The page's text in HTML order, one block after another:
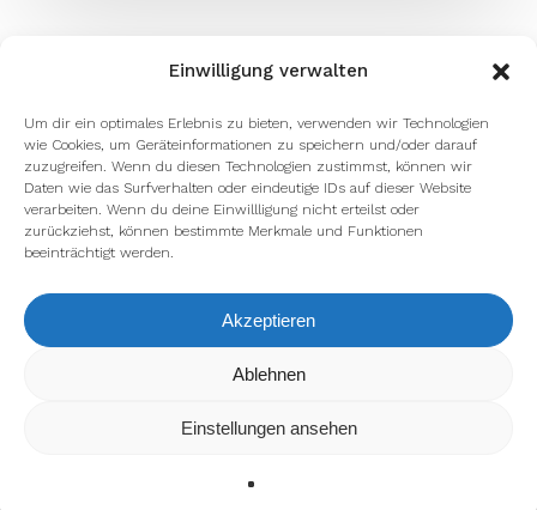
Einwilligung verwalten
Um dir ein optimales Erlebnis zu bieten, verwenden wir Technologien
wie Cookies, um Geräteinformationen zu speichern und/oder darauf
zuzugreifen. Wenn du diesen Technologien zustimmst, können wir
Daten wie das Surfverhalten oder eindeutige IDs auf dieser Website
verarbeiten. Wenn du deine Einwillligung nicht erteilst oder
zurückziehst, können bestimmte Merkmale und Funktionen
beeinträchtigt werden.
Akzeptieren
Ablehnen
Einstellungen ansehen
Wir verwenden Cookies, um dir die bestmögliche Erfahrung auf
kannst du erfahren, welche Cookies wir
verwenden oder sie ausschalten.